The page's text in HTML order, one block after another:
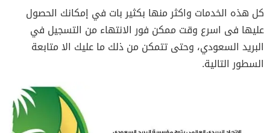
كل هذه الخدمات واكثر منها بكثير بات في إمكانك الحصول
عليها فى اسرع وقت ممكن فور الانتهاء من التسجيل في
البريد السعودي، وحتى تتمكن من ذلك ما عليك الا متابعة
السطور التالية.